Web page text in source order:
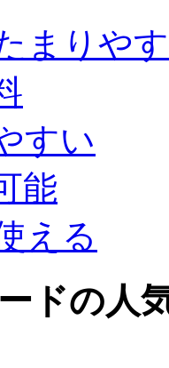
まりや
すい
能
える
ドの人